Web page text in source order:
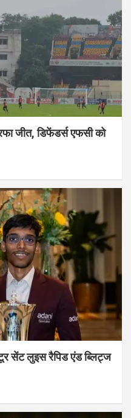
जीत, डिफेंडर्स एफसी को
सेंट लुइस रैपिड एंड ब्लिट्ज